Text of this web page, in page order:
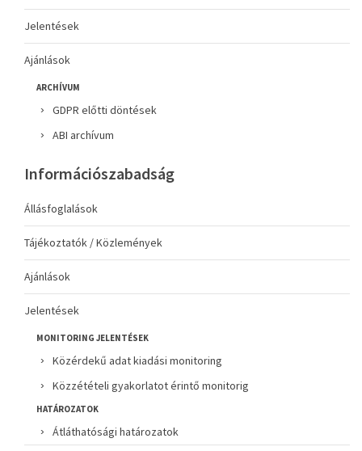
Jelentések
Ajánlások
ARCHÍVUM
GDPR előtti döntések
ABI archívum
Információszabadság
Állásfoglalások
Tájékoztatók / Közlemények
Ajánlások
Jelentések
MONITORING JELENTÉSEK
Közérdekű adat kiadási monitoring
Közzétételi gyakorlatot érintő monitorig
HATÁROZATOK
Átláthatósági határozatok